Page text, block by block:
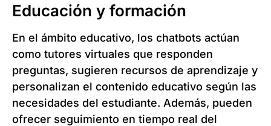
Educación y formación
En el ámbito educativo, los chatbots actúan
como tutores virtuales que responden
preguntas, sugieren recursos de aprendizaje y
personalizan el contenido educativo según las
necesidades del estudiante. Además, pueden
ofrecer seguimiento en tiempo real del